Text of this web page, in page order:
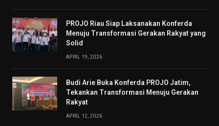
PROJO Riau Siap Laksanakan Konferda
Menuju Transformasi Gerakan Rakyat yang
Solid
APRIL 19, 2026
Budi Arie Buka Konferda PROJO Jatim,
Tekankan Transformasi Menuju Gerakan
Rakyat
APRIL 12, 2026